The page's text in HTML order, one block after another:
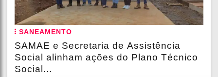
SANEAMENTO
SAMAE e Secretaria de Assistência
Social alinham ações do Plano Técnico
Social...